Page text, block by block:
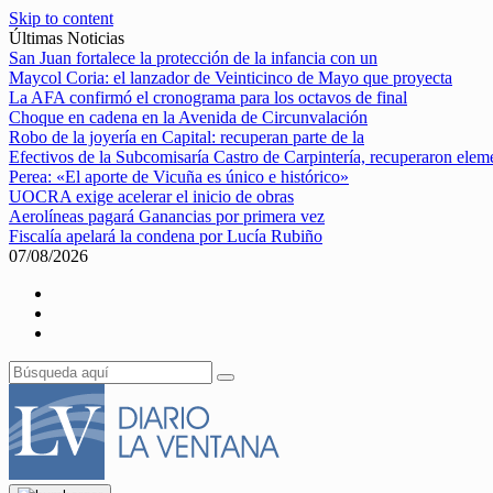
Skip to content
Últimas Noticias
San Juan fortalece la protección de la infancia con un
Maycol Coria: el lanzador de Veinticinco de Mayo que proyecta
La AFA confirmó el cronograma para los octavos de final
Choque en cadena en la Avenida de Circunvalación
Robo de la joyería en Capital: recuperan parte de la
Efectivos de la Subcomisaría Castro de Carpintería, recuperaron
Perea: «El aporte de Vicuña es único e histórico»
UOCRA exige acelerar el inicio de obras
Aerolíneas pagará Ganancias por primera vez
Fiscalía apelará la condena por Lucía Rubiño
07/08/2026